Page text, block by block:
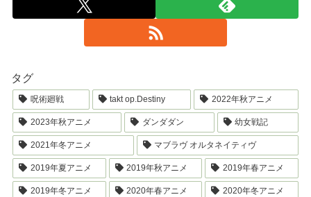
タグ
呪術廻戦 takt op.Destiny 2022年秋アニメ
2023年秋アニメ ダンダダン 幼女戦記
2021年冬アニメ マブラヴ オルタネイティヴ
2019年夏アニメ 2019年秋アニメ 2019年春アニメ
2019年冬アニメ 2020年春アニメ 2020年冬アニメ